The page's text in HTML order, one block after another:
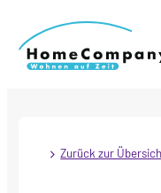
Zurück zur